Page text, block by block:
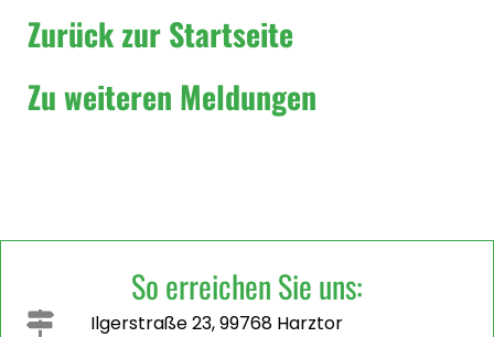
Zurück zur Startseite
Zu weiteren Meldungen
So erreichen Sie uns:
Ilgerstraße 23, 99768 Harztor